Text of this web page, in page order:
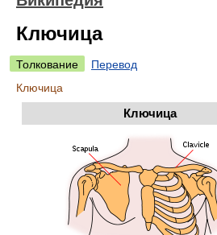
Ключица
Толкование
Перевод
Ключица
Ключица